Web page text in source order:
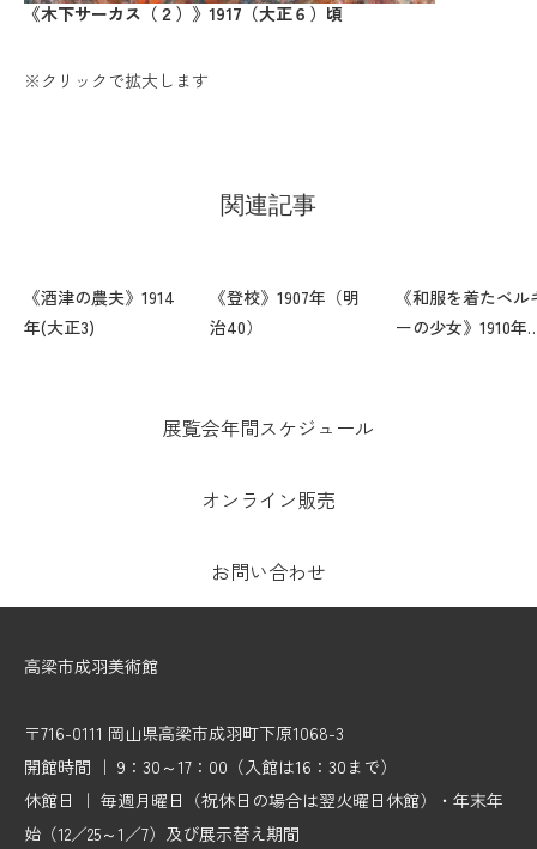
《木下サーカス（２）》1917（大正６）頃
※クリックで拡大します
関連記事
《酒津の農夫》1914
年(大正3)
《登校》1907年（明
治40）
《和服を着たベル
ーの少女》1910年
展覧会年間スケジュール
オンライン販売
お問い合わせ
高梁市成羽美術館
〒716-0111 岡山県高梁市成羽町下原1068-3
開館時間 ｜ 9：30～17：00（入館は16：30まで）
休館日 ｜ 毎週月曜日（祝休日の場合は翌火曜日休館）・年末年
始（12／25～1／7）及び展示替え期間